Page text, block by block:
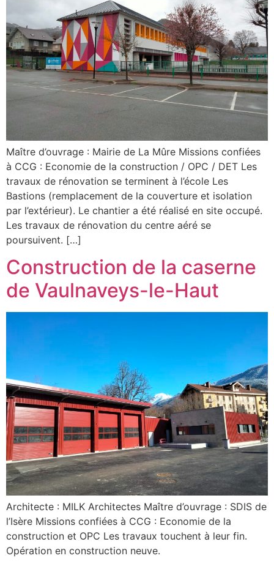
Maître d’ouvrage : Mairie de La Mûre Missions confiées
à CCG : Economie de la construction / OPC / DET Les
travaux de rénovation se terminent à l’école Les
Bastions (remplacement de la couverture et isolation
par l’extérieur). Le chantier a été réalisé en site occupé.
Les travaux de rénovation du centre aéré se
poursuivent. […]
Construction de la caserne
de Vaulnaveys-le-Haut
Architecte : MILK Architectes Maître d’ouvrage : SDIS de
l’Isère Missions confiées à CCG : Economie de la
construction et OPC Les travaux touchent à leur fin.
Opération en construction neuve.